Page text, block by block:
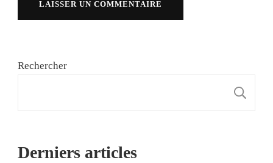
Rechercher
Derniers articles